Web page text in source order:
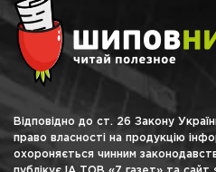
Відповідно до ст. 26 Закону
право власності на продукцію
охороняється чинним